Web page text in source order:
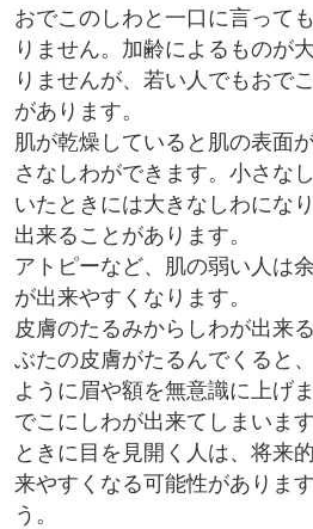
おでこのしわと一口に言って
りません。加齢によるものが
りませんが、若い人でもおで
があります。
肌が乾燥していると肌の表面
さなしわができます。小さな
いたときには大きなしわにな
出来ることがあります。
アトピーなど、肌の弱い人は
が出来やすくなります。
皮膚のたるみからしわが出来
ぶたの皮膚がたるんでくると
ように眉や額を無意識に上げ
でこにしわが出来てしまいま
ときに目を見開く人は、将来
来やすくなる可能性がありま
う。